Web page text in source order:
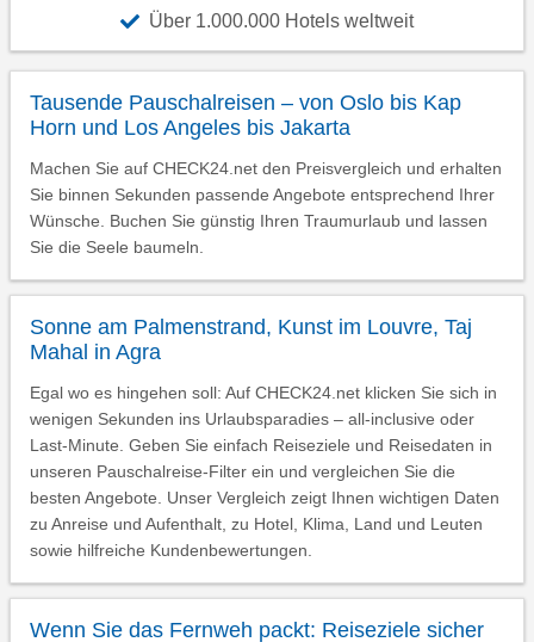
Über 1.000.000 Hotels weltweit
Tausende Pauschalreisen – von Oslo bis Kap
Horn und Los Angeles bis Jakarta
Machen Sie auf CHECK24.net den Preisvergleich und erhalten
Sie binnen Sekunden passende Angebote entsprechend Ihrer
Wünsche. Buchen Sie günstig Ihren Traumurlaub und lassen
Sie die Seele baumeln.
Sonne am Palmenstrand, Kunst im Louvre, Taj
Mahal in Agra
Egal wo es hingehen soll: Auf CHECK24.net klicken Sie sich in
wenigen Sekunden ins Urlaubsparadies – all-inclusive oder
Last-Minute. Geben Sie einfach Reiseziele und Reisedaten in
unseren Pauschalreise-Filter ein und vergleichen Sie die
besten Angebote. Unser Vergleich zeigt Ihnen wichtigen Daten
zu Anreise und Aufenthalt, zu Hotel, Klima, Land und Leuten
sowie hilfreiche Kundenbewertungen.
Wenn Sie das Fernweh packt: Reiseziele sicher